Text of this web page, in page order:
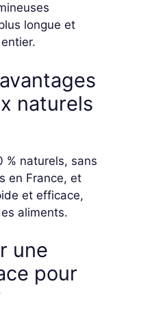
longue et
naturels
% naturels, sans
en France, et
et efficace,
aliments.
une
pour